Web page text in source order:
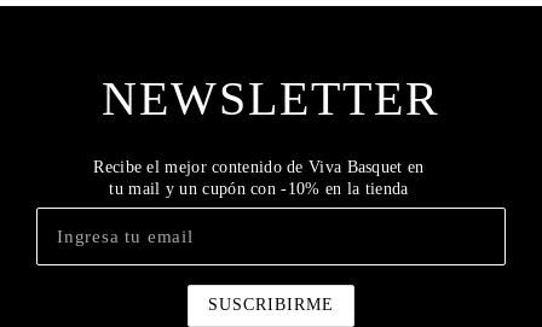
NEWSLETTER
Recibe el mejor contenido de Viva Basquet en
tu mail y un cupón con -10% en la tienda